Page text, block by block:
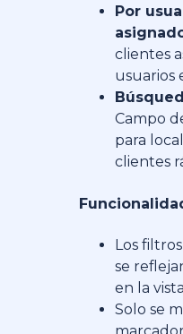
Por
clientes
usuarios
Campo
para
clientes
Los
se
en la
Solo se